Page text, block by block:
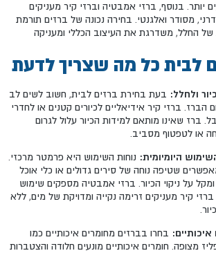
יותר. בנוסף, ברזי אמבטיה וברזי קיר מעניקים
מסודר ואלגנטי. בחירה נכונה של ברזים תורמת
החלל, משדרגת את העיצוב הכללי ומעניקה
לבית כל מה שצריך לדעת
ולחלל: בעת בחירת ברזים לבית, חשוב לשים לב
הברז. ברזי קיר אידיאליים לכיורים קטנים או לחדרי
ברז שאינו מותאם למידות הכיור עלול לגרום
או לטפטוף מסביב.
היומיומית: נוחות השימוש היא פרמטר מרכזי.
שטיפה נוחה של סירים גדולים או כלי אוכל
על ניקוי הכיור. ברזי אמבטיה מספקים שימוש
קיר מעניקים זרימה נקייה ומדויקת של מים, ללא
בחרו בברזים מחומרים איכותיים כמו
מצופה. חומרים איכותיים מונעים חלודה והצטברות